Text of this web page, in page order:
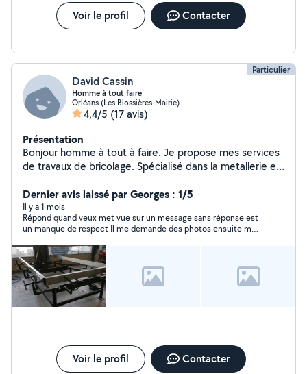
Voir le profil Contacter
Particulier
David Cassin
Homme à tout faire
Orléans (Les Blossières-Mairie)
4,4/5 (17 avis)
Présentation
Bonjour homme à tout à faire. Je propose mes services
de travaux de bricolage. Spécialisé dans la metallerie et
complexe. Travaux mécanique auto aussi. Je trouve
toujours une solution.
Dernier avis laissé par Georges : 1/5
Il y a 1 mois
Répond quand veux met vue sur un message sans réponse est
un manque de respect Il me demande des photos ensuite me
Voir le profil Contacter